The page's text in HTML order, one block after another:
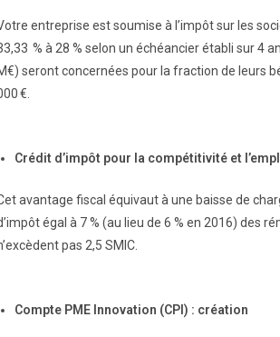
entreprise est soumise à l’impôt sur les
% à 28 % selon un échéancier établi sur 4
seront concernées pour la fraction de leurs
€.
Crédit d’impôt pour la compétitivité et
avantage fiscal équivaut à une baisse de
égal à 7 % (au lieu de 6 % en 2016) des
pas 2,5 SMIC.
Compte PME Innovation (CPI) : création